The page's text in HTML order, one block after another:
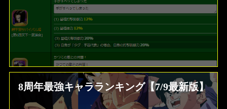
8周年最強キャラランキング【7/9最新版】